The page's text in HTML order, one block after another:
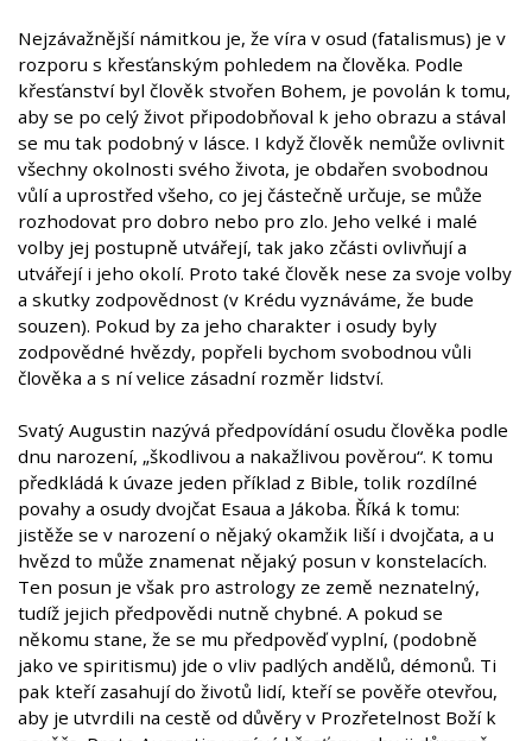
Nejzávažnější námitkou je, že víra v osud (fatalismus) je v
rozporu s křesťanským pohledem na člověka. Podle
křesťanství byl člověk stvořen Bohem, je povolán k tomu,
aby se po celý život připodobňoval k jeho obrazu a stával
se mu tak podobný v lásce. I když člověk nemůže ovlivnit
všechny okolnosti svého života, je obdařen svobodnou
vůlí a uprostřed všeho, co jej částečně určuje, se může
rozhodovat pro dobro nebo pro zlo. Jeho velké i malé
volby jej postupně utvářejí, tak jako zčásti ovlivňují a
utvářejí i jeho okolí. Proto také člověk nese za svoje volby
a skutky zodpovědnost (v Krédu vyznáváme, že bude
souzen). Pokud by za jeho charakter i osudy byly
zodpovědné hvězdy, popřeli bychom svobodnou vůli
člověka a s ní velice zásadní rozměr lidství.
Svatý Augustin nazývá předpovídání osudu člověka podle
dnu narození, „škodlivou a nakažlivou pověrou“. K tomu
předkládá k úvaze jeden příklad z Bible, tolik rozdílné
povahy a osudy dvojčat Esaua a Jákoba. Říká k tomu:
jistěže se v narození o nějaký okamžik liší i dvojčata, a u
hvězd to může znamenat nějaký posun v konstelacích.
Ten posun je však pro astrology ze země neznatelný,
tudíž jejich předpovědi nutně chybné. A pokud se
někomu stane, že se mu předpověď vyplní, (podobně
jako ve spiritismu) jde o vliv padlých andělů, démonů. Ti
pak kteří zasahují do životů lidí, kteří se pověře otevřou,
aby je utvrdili na cestě od důvěry v Prozřetelnost Boží k